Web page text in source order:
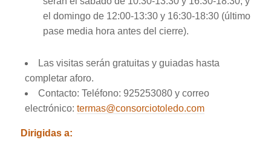
el domingo de 12:00-13:30 y 16:30-18:30 (último
pase media hora antes del cierre).
Las visitas serán gratuitas y guiadas hasta
completar aforo.
Contacto: Teléfono: 925253080 y correo
electrónico: termas@consorciotoledo.com
Dirigidas a: